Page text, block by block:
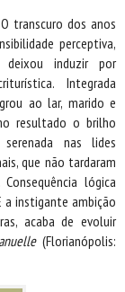
transcuro dos anos
perceptiva,
induzir por
Integrada
ao lar, marido e
resultado o brilho
nas lides
que não tardaram
lógica
instigante ambição
acaba de evoluir
(Florianópolis: